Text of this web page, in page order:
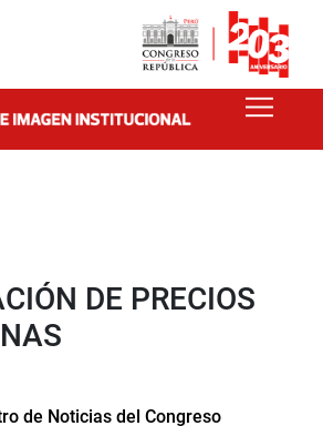
DE PRECIOS
de Noticias del Congreso